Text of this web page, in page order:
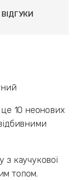
ВІДГУКИ
це 10 неонових
з каучукової
топом.